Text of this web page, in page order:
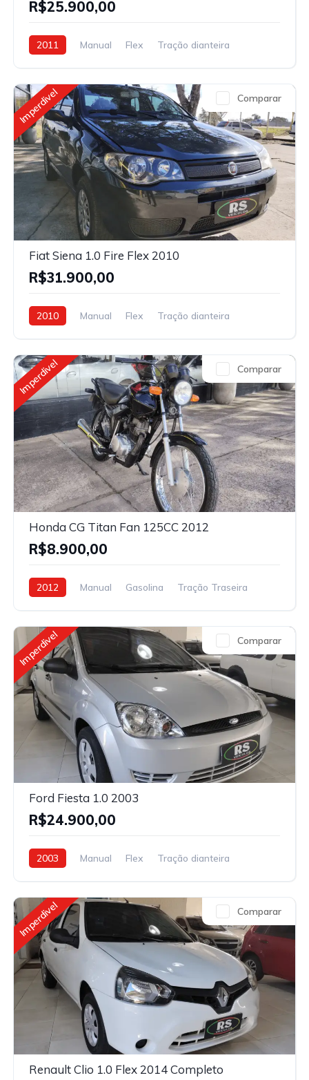
R$25.900,00
2011 Manual Flex Tração dianteira
Imperdivel Comparar
Fiat Siena 1.0 Fire Flex 2010
R$31.900,00
2010 Manual Flex Tração dianteira
Imperdivel Comparar
Honda CG Titan Fan 125CC 2012
R$8.900,00
2012 Manual Gasolina Tração Traseira
Imperdivel Comparar
Ford Fiesta 1.0 2003
R$24.900,00
2003 Manual Flex Tração dianteira
Imperdivel Comparar
Renault Clio 1.0 Flex 2014 Completo